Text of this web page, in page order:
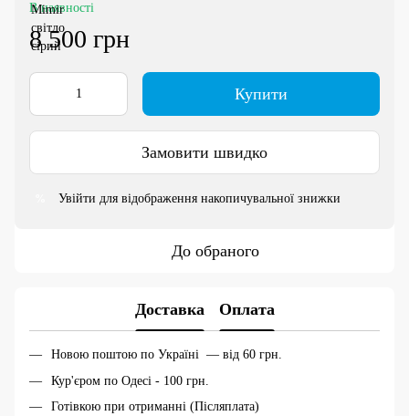
В наявності
8 500 грн
Купити
Замовити швидко
Увійти для відображення накопичувальної знижки
До обраного
Доставка Оплата
Новою поштою по Україні — від 60 грн.
Кур'єром по Одесі - 100 грн.
Готівкою при отриманні (Післяплата)